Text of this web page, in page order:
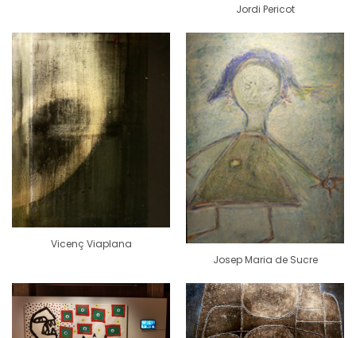
Jordi Pericot
Vicenç Viaplana
Josep Maria de Sucre